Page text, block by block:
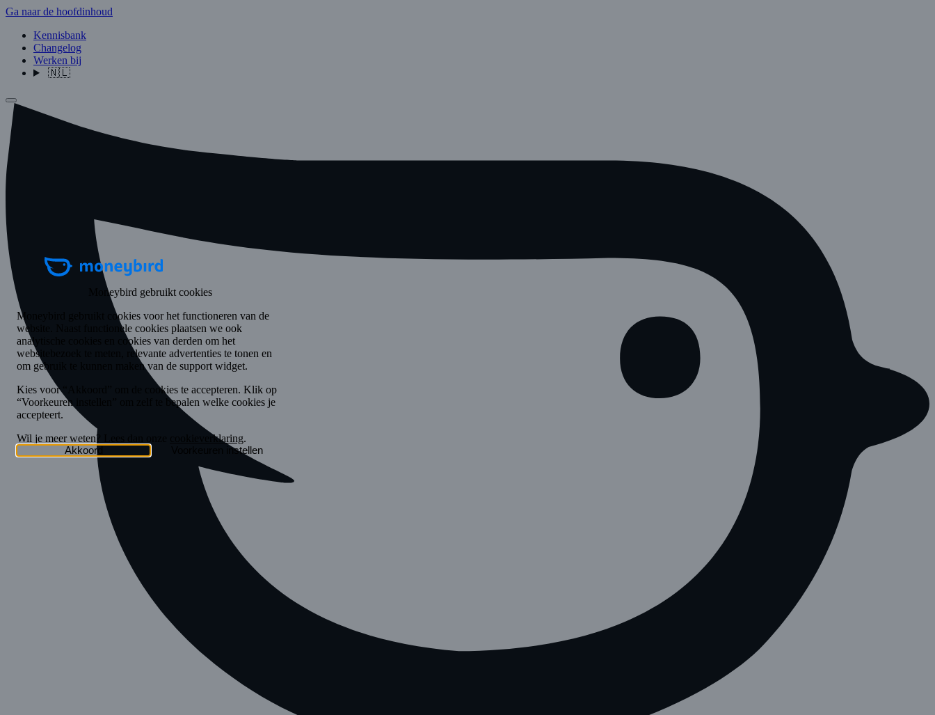
Ga naar de hoofdinhoud
Kennisbank
Changelog
Werken bij
🇳🇱